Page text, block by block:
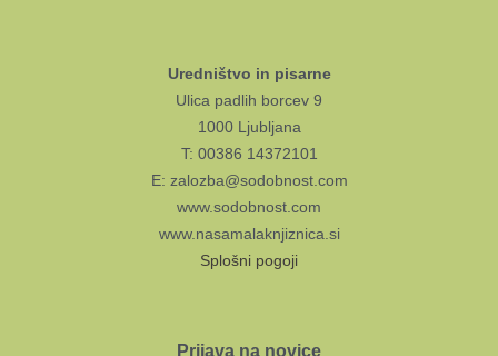
Uredništvo in pisarne
Ulica padlih borcev 9
1000 Ljubljana
T: 00386 14372101
E: zalozba@sodobnost.com
www.sodobnost.com
www.nasamalaknjiznica.si
Splošni pogoji
Prijava na novice